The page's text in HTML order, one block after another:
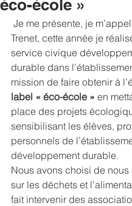
éco-école »
Trenet, cette année je
service civique
durable dans
mission de faire obtenir à
label « éco-école » en
place des projets
sensibilisant les élèves,
personnels de
développement durable.
Nous avons choisi de
sur les déchets et
fait intervenir des